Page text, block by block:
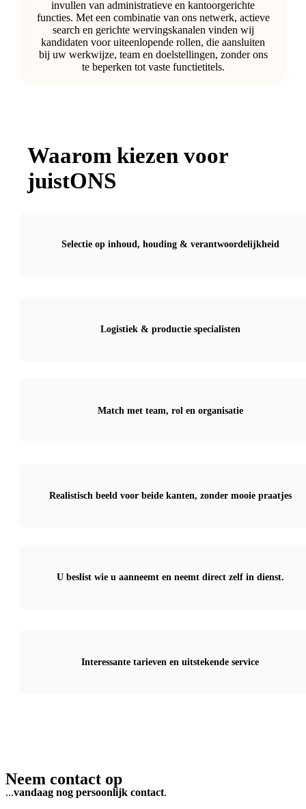
invullen van administratieve en kantoorgerichte
functies. Met een combinatie van ons netwerk, actieve
search en gerichte wervingskanalen vinden wij
kandidaten voor uiteenlopende rollen, die aansluiten
bij uw werkwijze, team en doelstellingen, zonder ons
te beperken tot vaste functietitels.
Waarom kiezen voor
juistONS
Selectie op inhoud, houding & verantwoordelijkheid
Logistiek & productie specialisten
Match met team, rol en organisatie
Realistisch beeld voor beide kanten, zonder mooie praatjes
U beslist wie u aanneemt en neemt direct zelf in dienst.
Interessante tarieven en uitstekende service
Neem contact op
...vandaag nog persoonlijk contact.